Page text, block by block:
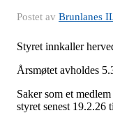
Postet av Brunlanes
Styret innkaller
Årsmøtet avholdes
Saker som et
styret senest 19.2.26